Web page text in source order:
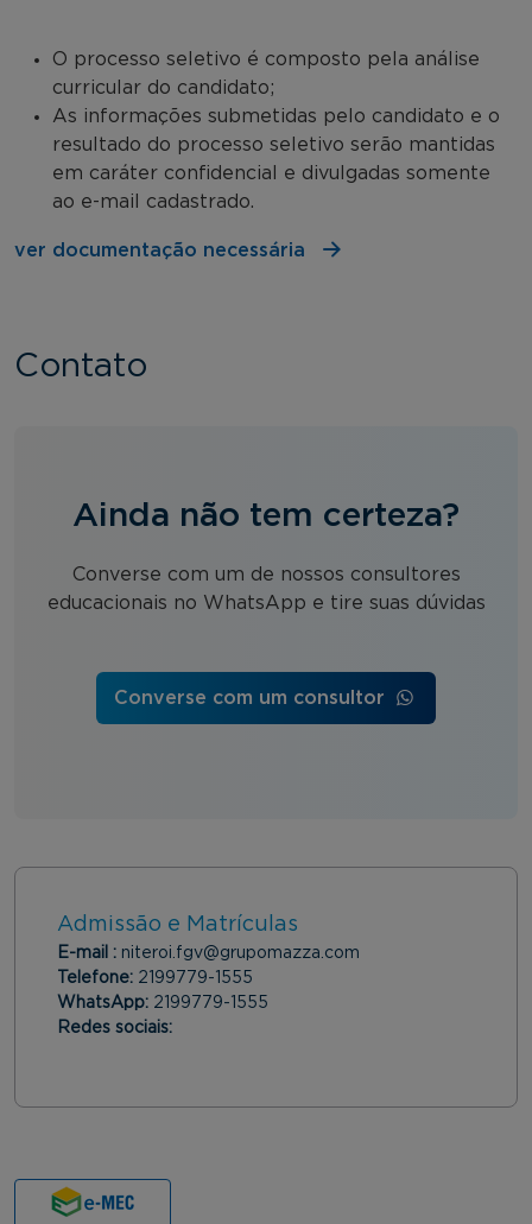
O processo seletivo é composto pela análise
curricular do candidato;
As informações submetidas pelo candidato e o
resultado do processo seletivo serão mantidas
em caráter confidencial e divulgadas somente
ao e-mail cadastrado.
ver documentação necessária
Contato
Ainda não tem certeza?
Converse com um de nossos consultores
educacionais no WhatsApp e tire suas dúvidas
Converse com um consultor
Admissão e Matrículas
E-mail : niteroi.fgv@grupomazza.com
Telefone: 2199779-1555
WhatsApp: 2199779-1555
Redes sociais: